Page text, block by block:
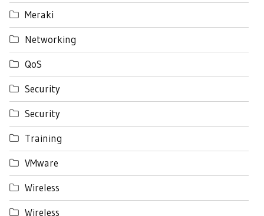
Meraki
Networking
QoS
Security
Security
Training
VMware
Wireless
Wireless